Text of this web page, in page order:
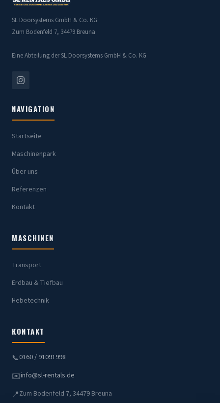
SL Doorsystems GmbH & Co. KG
Zum Bodenfeld 7, 34479 Breuna
Eine Abteilung der SL Doorsystems GmbH & Co. KG
NAVIGATION
Startseite
Maschinenpark
Über uns
Referenzen
Kontakt
MASCHINEN
Transport
Erdbau & Tiefbau
Hebetechnik
KONTAKT
📞0160 / 91091998
✉️info@sl-rentals.de
📍Zum Bodenfeld 7, 34479 Breuna